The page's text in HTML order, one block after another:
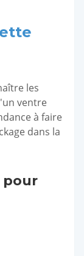
les
ventre
à faire
dans la
pour